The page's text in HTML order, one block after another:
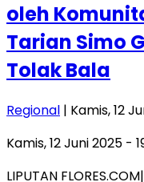
oleh
Tarian Simo
Tolak Bala
Regional | Kamis, 12
Kamis, 12 Juni 2025 -
LIPUTAN